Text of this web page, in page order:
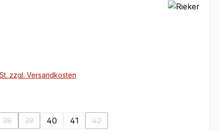
zzgl. Versandkosten
38
(Diese Option ist zurzeit nicht verfügbar.)
39
(Diese Option ist zurzeit nicht verfügbar.)
40 41 42
(Diese Option ist zurzeit nicht